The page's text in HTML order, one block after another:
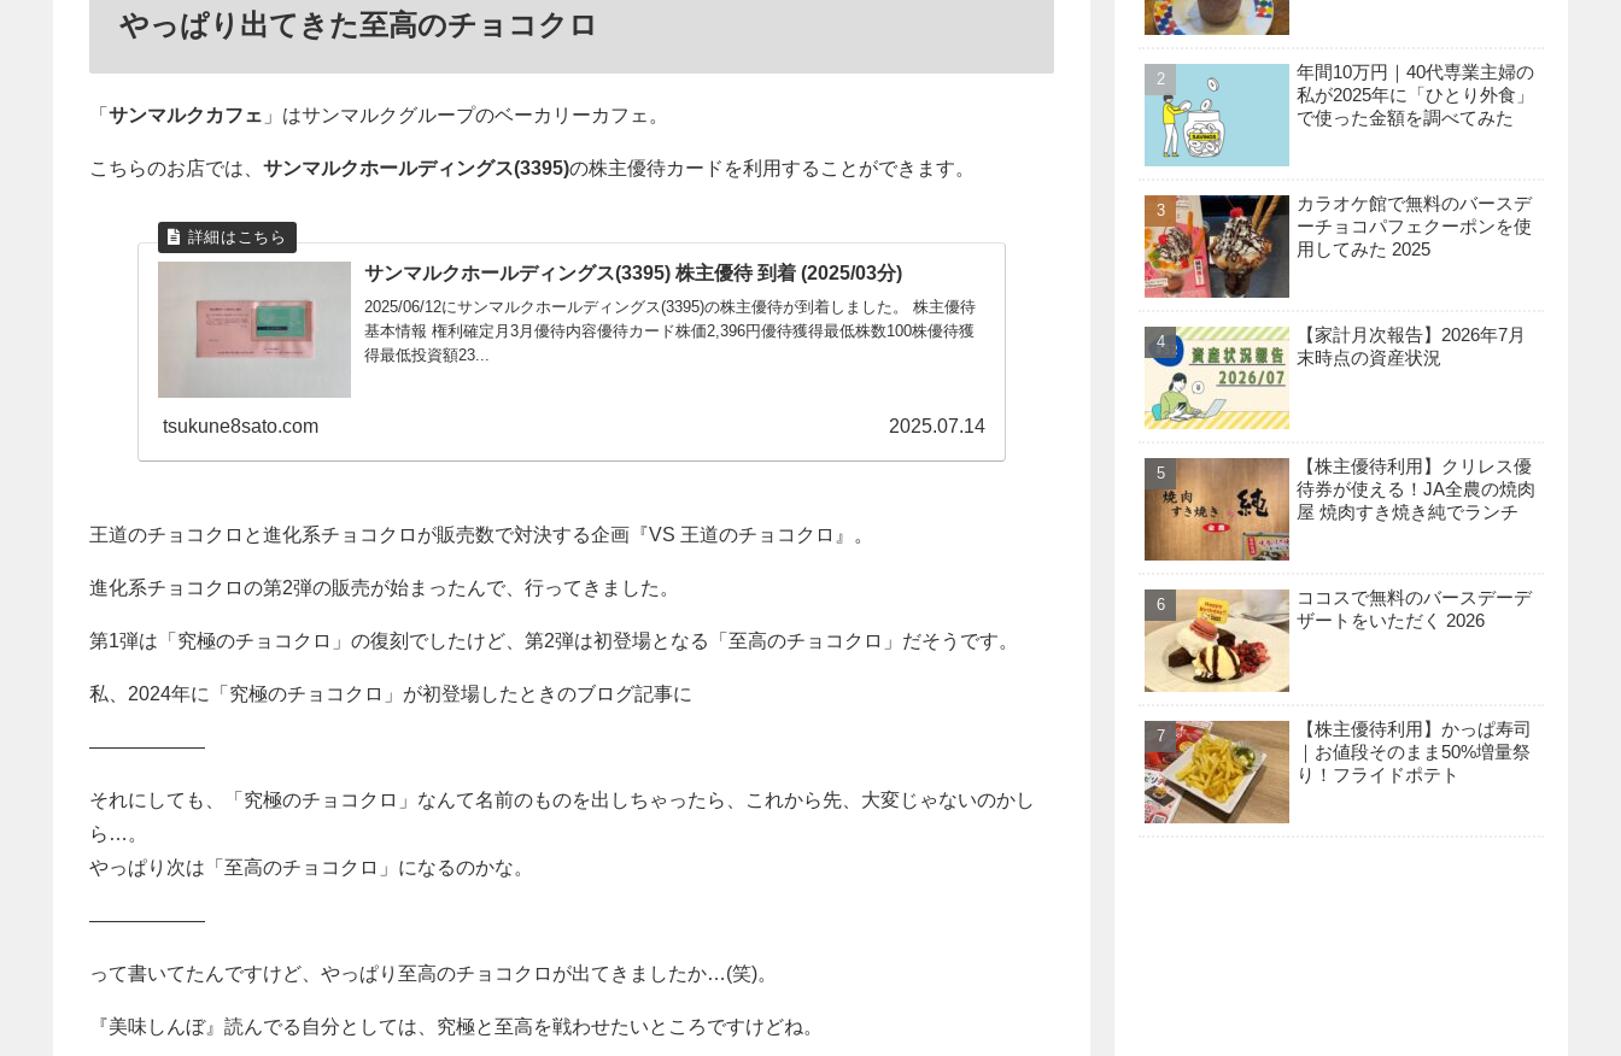
やっぱり出てきた至高のチョコクロ
「 サンマルクカフェ 」はサンマルクグループのベーカリーカフェ。
こちらのお店では、 サンマルクホールディングス(3395)の株主優待カードを利用することができます。
サンマルクホールディングス(3395) 株主優待 到着 (2025/03分)
2025/06/12にサンマルクホールディングス(3395)の株主優待が到着しました。 株主優待
基本情報 権利確定月3月優待内容優待カード株価2,396円優待獲得最低株数100株優待獲
得最低投資額23...
tsukune8sato.com 2025.07.14
王道のチョコクロと進化系チョコクロが販売数で対決する企画『VS 王道のチョコクロ』。
進化系チョコクロの第2弾の販売が始まったんで、行ってきました。
第1弾は「究極のチョコクロ」の復刻でしたけど、第2弾は初登場となる「至高のチョコクロ」だそうです。
私、2024年に「究極のチョコクロ」が初登場したときのブログ記事に
——————
それにしても、「究極のチョコクロ」なんて名前のものを出しちゃったら、これから先、大変じゃないのかし
ら…。
やっぱり次は「至高のチョコクロ」になるのかな。
——————
って書いてたんですけど、やっぱり至高のチョコクロが出てきましたか…(笑)。
『美味しんぼ』読んでる自分としては、究極と至高を戦わせたいところですけどね。
年間10万円｜40代専業主婦の
私が2025年に「ひとり外食」
で使った金額を調べてみた
カラオケ館で無料のバースデ
ーチョコパフェクーポンを使
用してみた 2025
【家計月次報告】2026年7月
末時点の資産状況
【株主優待利用】クリレス優
待券が使える！JA全農の焼肉
屋 焼肉すき焼き純でランチ
ココスで無料のバースデーデ
ザートをいただく 2026
【株主優待利用】かっぱ寿司
｜お値段そのまま50%増量祭
り！フライドポテト